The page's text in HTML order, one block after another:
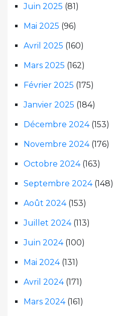
Juin 2025 (81)
Mai 2025 (96)
Avril 2025 (160)
Mars 2025 (162)
Février 2025 (175)
Janvier 2025 (184)
Décembre 2024(153)
Novembre 2024(176)
Octobre 2024(163)
Septembre 2024(148)
Août 2024(153)
Juillet 2024(113)
Juin 2024(100)
Mai 2024(131)
Avril 2024(171)
Mars 2024(161)